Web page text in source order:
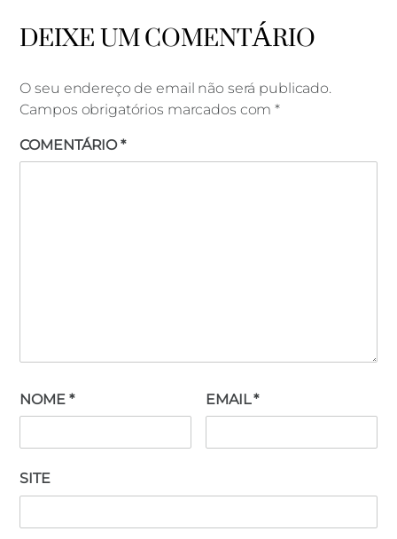
DEIXE UM COMENTÁRIO
O seu endereço de email não será publicado.
Campos obrigatórios marcados com*
COMENTÁRIO*
NOME * EMAIL*
SITE